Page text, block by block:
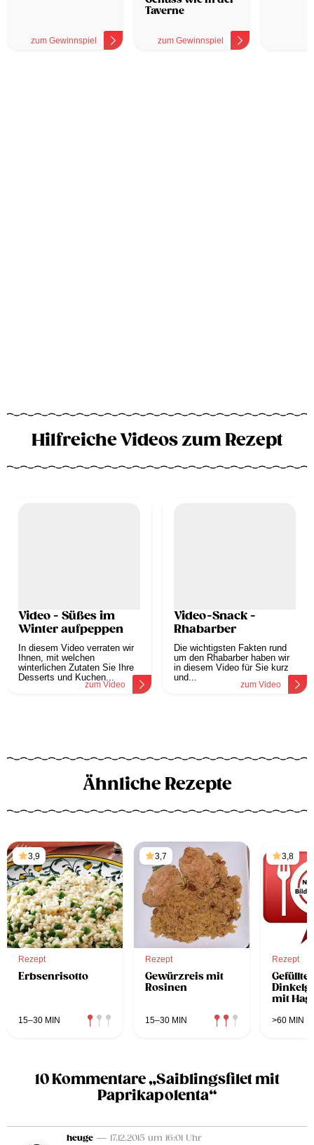
zum Gewinnspiel
Taverne
zum Gewinnspiel
Hilfreiche Videos zum Rezept
Video - Süßes im
Winter aufpeppen
In diesem Video verraten wir
Ihnen, mit welchen
winterlichen Zutaten Sie Ihre
Desserts und Kuchen...
zum Video
Video-Snack -
Rhabarber
Die wichtigsten Fakten rund
um den Rhabarber haben wir
in diesem Video für Sie kurz
und...
zum Video
Ähnliche Rezepte
3,9
Rezept
Erbsenrisotto
15–30 MIN
3,7
Rezept
Gewürzreis mit
Rosinen
15–30 MIN
3,8
Rezept
Gefüllte
mit
>60 MIN
10 Kommentare „Saiblingsfilet mit
Paprikapolenta“
heuge — 17.12.2015 um 16:01 Uhr